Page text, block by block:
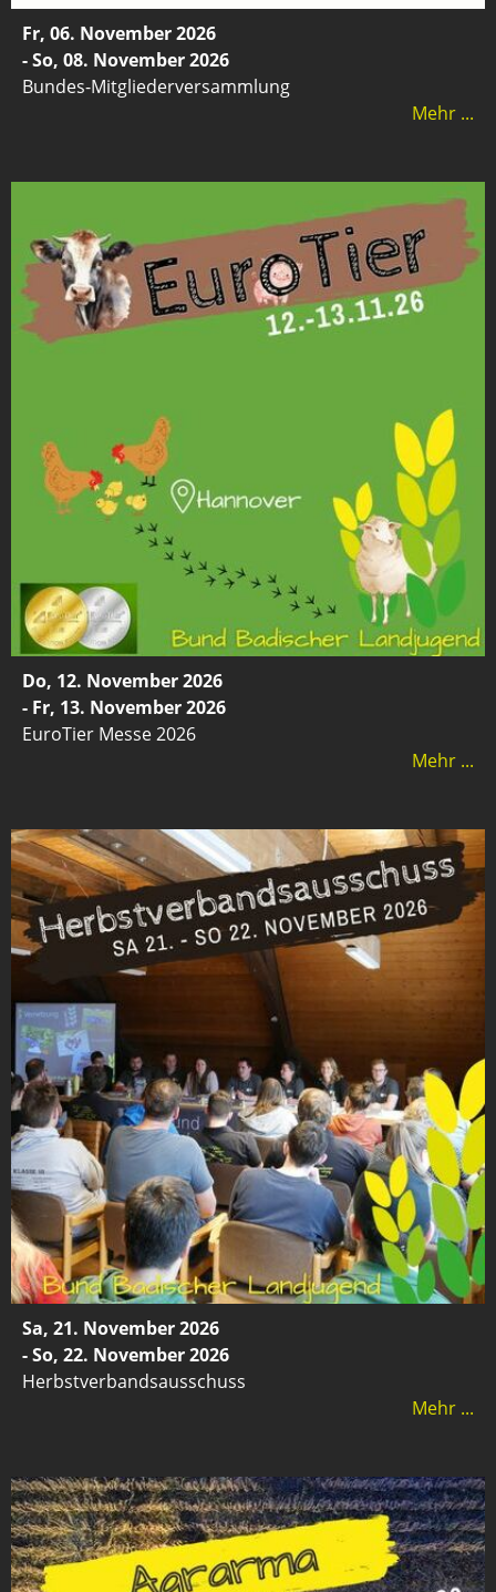
Fr, 06. November 2026
- So, 08. November 2026
Bundes-Mitgliederversammlung
Mehr ...
Do, 12. November 2026
- Fr, 13. November 2026
EuroTier Messe 2026
Mehr ...
Sa, 21. November 2026
- So, 22. November 2026
Herbstverbandsausschuss
Mehr ...